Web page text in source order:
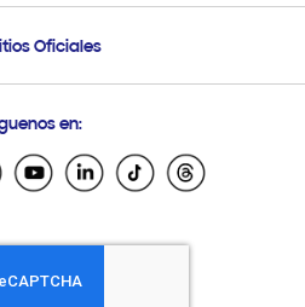
de Compra
vía eMail
Oficiales
Ecuador
El Salvador
Honduras
Nicaragua
en: